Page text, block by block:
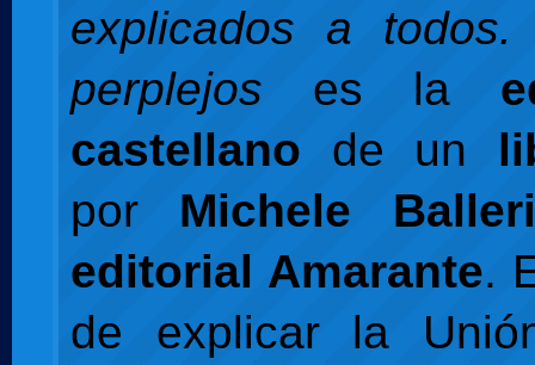
explicados a
perplejos es la
castellano de un
por Michele
editorial Amarante.
de explicar la